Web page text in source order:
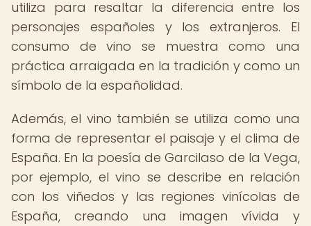
utiliza para resaltar la diferencia entre los
personajes españoles y los extranjeros. El
consumo de vino se muestra como una
práctica arraigada en la tradición y como un
símbolo de la españolidad.
Además, el vino también se utiliza como una
forma de representar el paisaje y el clima de
España. En la poesía de Garcilaso de la Vega,
por ejemplo, el vino se describe en relación
con los viñedos y las regiones vinícolas de
España, creando una imagen vívida y